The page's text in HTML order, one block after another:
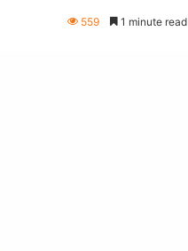
559 1 minute read